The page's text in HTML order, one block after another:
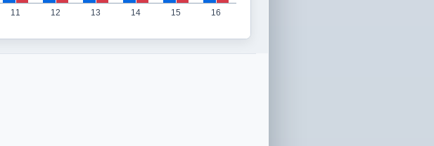
11 12 13 14 15 16